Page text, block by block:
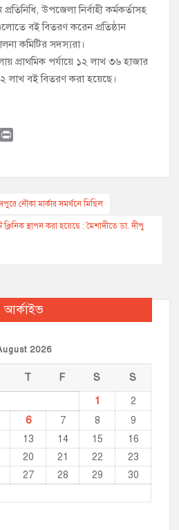
উপজেলা নির্বাহী কর্মকর্তাসহ
বই বিতরণ করেন প্রতিষ্ঠান
কমিটির সদস্যরা।
প্রাথমিক পর্যায়ে ১২ লাখ ৩৬ হাজার
লাখ বই বিতরণ করা হয়েছে।
C
n
নৌকা মার্কার সমর্থনে মিছিল
ক্লি‌নিক স্থাপন করা হ‌য়ে‌ছে : মৈশাদীতে ডা. দীপু
আর্কাইভ
2026
T F S S
1 2
6 7 8
9
13 14 15
16
20 21 22
23
27 28 29
30